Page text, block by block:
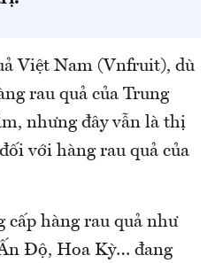
Việt Nam (Vnfruit), dù
rau quả của Trung
nhưng đây vẫn là thị
với hàng rau quả của
hàng rau quả như
Độ, Hoa Kỳ… đang